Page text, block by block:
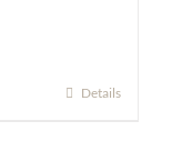
Details